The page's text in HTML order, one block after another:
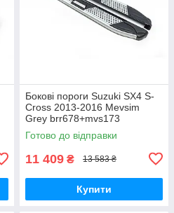
Бокові пороги Suzuki SX4 S-
Cross 2013-2016 Mevsim
Grey brr678+mvs173
Готово до відправки
11 409 ₴ 13 583 ₴
Купити